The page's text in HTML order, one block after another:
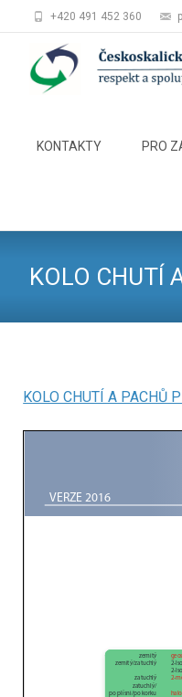
+420 491 452 360
KONTAKTY PRO
KOLO CHUTÍ
KOLO CHUTÍ A PACHŮ